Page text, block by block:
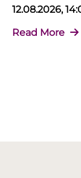
12.08.2026,
Read More